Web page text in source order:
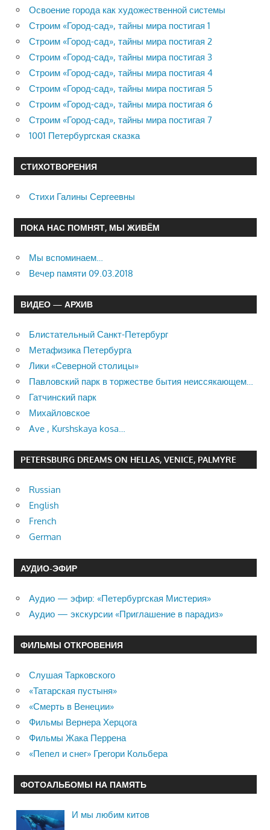
Освоение города как художественной системы
Строим «Город-сад», тайны мира постигая 1
Строим «Город-сад», тайны мира постигая 2
Строим «Город-сад», тайны мира постигая 3
Строим «Город-сад», тайны мира постигая 4
Строим «Город-сад», тайны мира постигая 5
Строим «Город-сад», тайны мира постигая 6
Строим «Город-сад», тайны мира постигая 7
1001 Петербургская сказка
СТИХОТВОРЕНИЯ
Стихи Галины Сергеевны
ПОКА НАС ПОМНЯТ, МЫ ЖИВЁМ
Мы вспоминаем…
Вечер памяти 09.03.2018
ВИДЕО — АРХИВ
Блистательный Санкт-Петербург
Метафизика Петербурга
Лики «Северной столицы»
Павловский парк в торжестве бытия неиссякающем…
Гатчинский парк
Михайловское
Ave , Kurshskaya kosa…
PETERSBURG DREAMS ON HELLAS, VENICE, PALMYRE
Russian
English
French
German
АУДИО-ЭФИР
Аудио — эфир: «Петербургская Мистерия»
Аудио — экскурсии «Приглашение в парадиз»
ФИЛЬМЫ ОТКРОВЕНИЯ
Слушая Тарковского
«Татарская пустыня»
«Смерть в Венеции»
Фильмы Вернера Херцога
Фильмы Жака Перрена
«Пепел и снег» Грегори Кольбера
ФОТОАЛЬБОМЫ НА ПАМЯТЬ
И мы любим китов